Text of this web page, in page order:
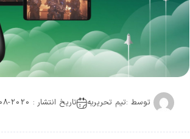
توسط :تیم تحریریه تاریخ انتشار : 2020-08-06